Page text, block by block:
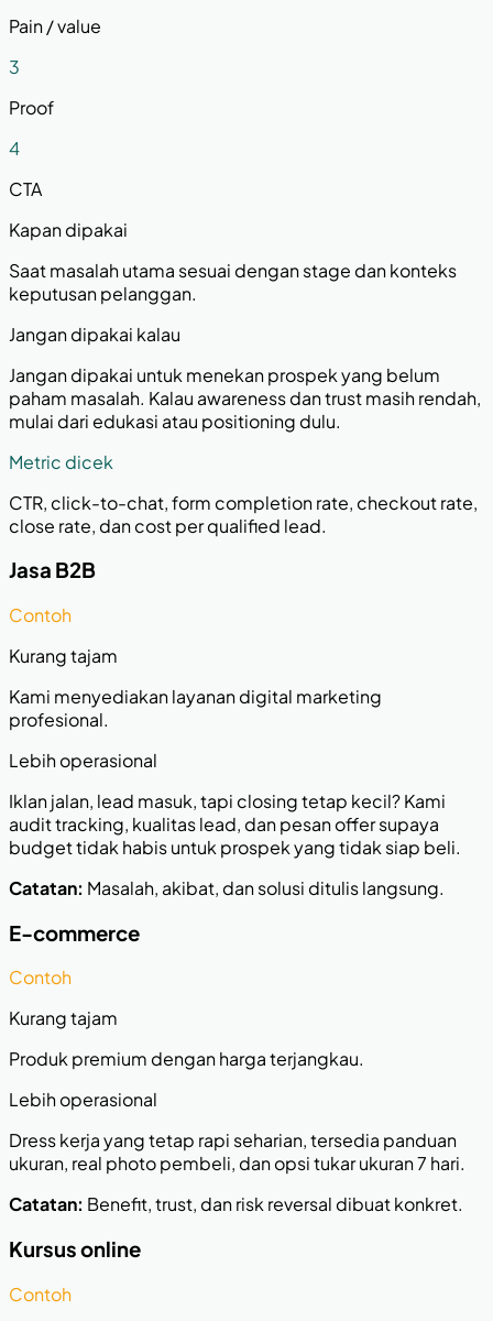
Pain / value
3
Proof
4
CTA
Kapan dipakai
Saat masalah utama sesuai dengan stage dan konteks
keputusan pelanggan.
Jangan dipakai kalau
Jangan dipakai untuk menekan prospek yang belum
paham masalah. Kalau awareness dan trust masih rendah,
mulai dari edukasi atau positioning dulu.
Metric dicek
CTR, click-to-chat, form completion rate, checkout rate,
close rate, dan cost per qualified lead.
Jasa B2B
Contoh
Kurang tajam
Kami menyediakan layanan digital marketing
profesional.
Lebih operasional
Iklan jalan, lead masuk, tapi closing tetap kecil? Kami
audit tracking, kualitas lead, dan pesan offer supaya
budget tidak habis untuk prospek yang tidak siap beli.
Catatan: Masalah, akibat, dan solusi ditulis langsung.
E-commerce
Contoh
Kurang tajam
Produk premium dengan harga terjangkau.
Lebih operasional
Dress kerja yang tetap rapi seharian, tersedia panduan
ukuran, real photo pembeli, dan opsi tukar ukuran 7 hari.
Catatan: Benefit, trust, dan risk reversal dibuat konkret.
Kursus online
Contoh